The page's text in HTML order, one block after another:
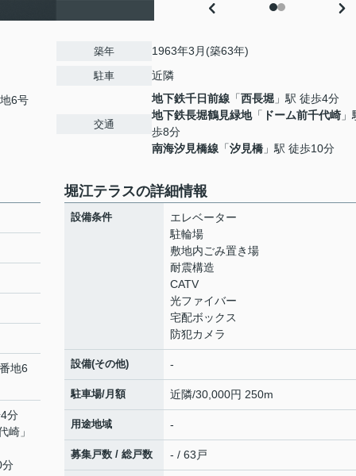
6号
築年 1963年3月(築63年)
駐車 近隣
交通
地下鉄千日前線 「西長堀 」駅 徒歩4分
地下鉄長堀鶴見緑地「 ドーム前千代崎
歩8分
南海汐見橋線 「汐見橋 」駅 徒歩10分
地6
分
崎 」
分
堀江テラスの詳細情報
設備条件
エレベーター
駐輪場
敷地内ごみ置き場
耐震構造
CATV
光ファイバー
宅配ボックス
防犯カメラ
設備(その他) -
駐車場/月額 近隣/30,000円 250m
用途地域 -
募集戸数 / 総戸数 - / 63戸